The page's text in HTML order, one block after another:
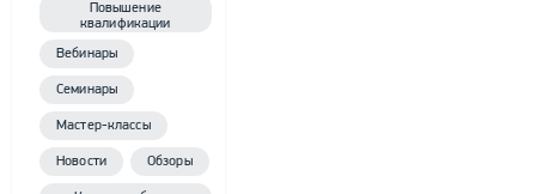
Повышение
квалификации
Вебинары
Семинары
Мастер-классы
Новости Обзоры